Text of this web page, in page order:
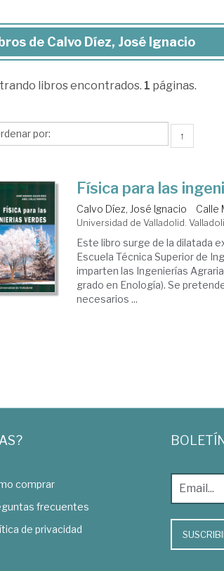
de Calvo Díez, José Ignacio
libros encontrados. 1 páginas.
↑
Física para las
Calvo Díez, José Ignacio Calle
Universidad de Valladolid.
Este libro surge de la dilatada
Escuela Técnica Superior de
imparten las Ingenierías
grado en Enología). Se
necesarios ...
comprar
frecuentes
de privacidad